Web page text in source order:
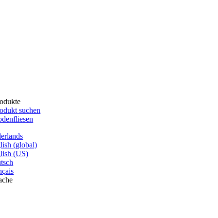
(global)
(US)
suchen